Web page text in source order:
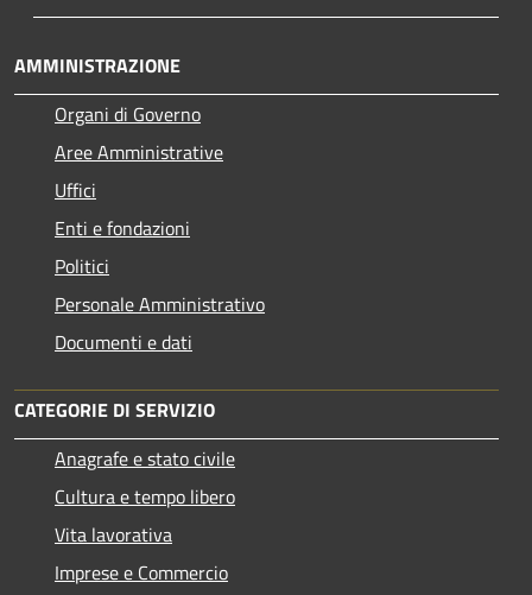
AMMINISTRAZIONE
Organi di Governo
Aree Amministrative
Uffici
Enti e fondazioni
Politici
Personale Amministrativo
Documenti e dati
CATEGORIE DI SERVIZIO
Anagrafe e stato civile
Cultura e tempo libero
Vita lavorativa
Imprese e Commercio